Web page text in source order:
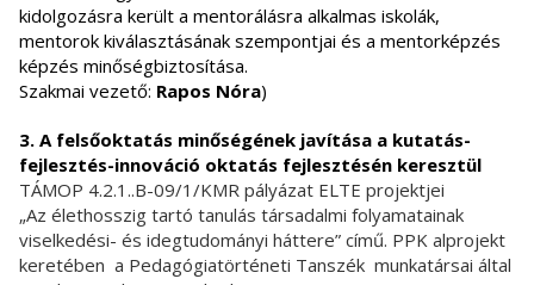
kidolgozásra került a mentorálásra alkalmas iskolák,
mentorok kiválasztásának szempontjai és a mentorképzés
képzés minőségbiztosítása.
Szakmai vezető: Rapos Nóra)
3. A felsőoktatás minőségének javítása a kutatás-
fejlesztés-innováció oktatás fejlesztésén keresztül
TÁMOP 4.2.1..B-09/1/KMR pályázat ELTE projektjei
„Az élethosszig tartó tanulás társadalmi folyamatainak
viselkedési- és idegtudományi háttere” című. PPK alprojekt
keretében a Pedagógiatörténeti Tanszék munkatársai által